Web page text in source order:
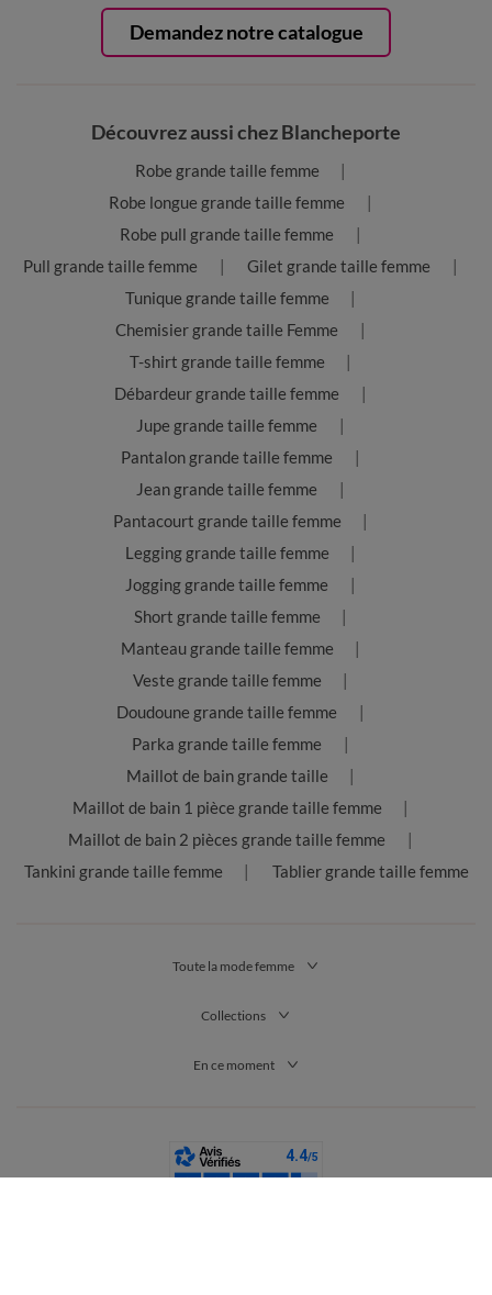
Demandez notre catalogue
Découvrez aussi chez Blancheporte
Robe grande taille femme
Robe longue grande taille femme
Robe pull grande taille femme
Pull grande taille femme
Gilet grande taille femme
Tunique grande taille femme
Chemisier grande taille Femme
T-shirt grande taille femme
Débardeur grande taille femme
Jupe grande taille femme
Pantalon grande taille femme
Jean grande taille femme
Pantacourt grande taille femme
Legging grande taille femme
Jogging grande taille femme
Short grande taille femme
Manteau grande taille femme
Veste grande taille femme
Doudoune grande taille femme
Parka grande taille femme
Maillot de bain grande taille
Maillot de bain 1 pièce grande taille femme
Maillot de bain 2 pièces grande taille femme
Tankini grande taille femme
Tablier grande taille femme
Toute la mode femme
Collections
En ce moment